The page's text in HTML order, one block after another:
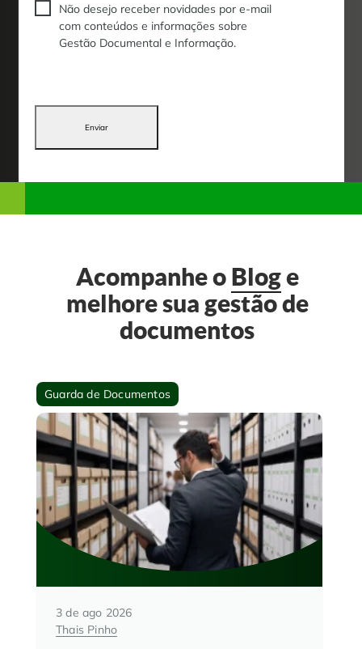
Não desejo receber novidades por e-mail
com conteúdos e informações sobre
Gestão Documental e Informação.
Enviar
Acompanhe o Bloge
melhore sua gestão de
documentos
Guarda de Documentos
3 de ago 2026
Thais Pinho